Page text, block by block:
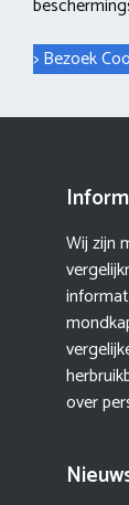
> Bezoek
Wij zijn
over